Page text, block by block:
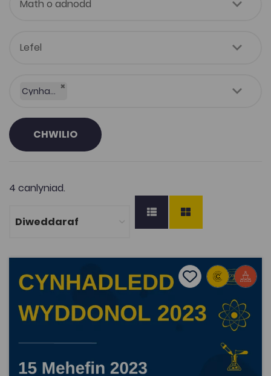
Cynhadledd Wyddonol ×
CHWILIO
4 canlyniad.
Cynhadledd Wyddonol 2023
Add to favourites
Dyddiad cyhoeddi: 2023 Add to favourites
Cynhadledd Wyddonol 2023
2.9K
Tagiau
Adnodd Coleg Cymraeg